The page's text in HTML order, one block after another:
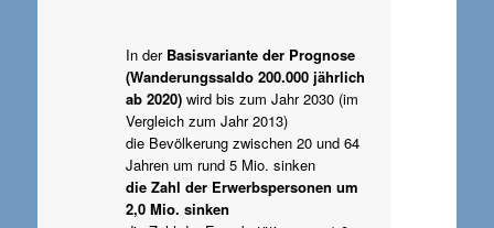
In der Basisvariante der Prognose
(Wanderungssaldo 200.000 jährlich
ab 2020)wird bis zum Jahr 2030 (im
Vergleich zum Jahr 2013)
die Bevölkerung zwischen 20 und 64
Jahren um rund 5 Mio. sinken
die Zahl der Erwerbspersonen um
2,0 Mio. sinken